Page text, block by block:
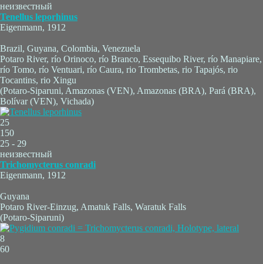
неизвестный
Tenellus leporhinus
Eigenmann, 1912
Brazil, Guyana, Colombia, Venezuela
Potaro River, río Orinoco, río Branco, Essequibo River, río Manapiare,
río Tomo, río Ventuari, río Caura, rio Trombetas, rio Tapajós, rio
Tocantins, rio Xingu
(Potaro-Siparuni, Amazonas (VEN), Amazonas (BRA), Pará (BRA),
Bolívar (VEN), Vichada)
25
150
25 - 29
неизвестный
Trichomycterus conradi
Eigenmann, 1912
Guyana
Potaro River-Einzug, Amatuk Falls, Waratuk Falls
(Potaro-Siparuni)
8
60